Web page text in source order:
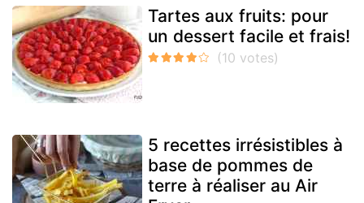
Tartes aux fruits: pour
un dessert facile et frais!
5 recettes irrésistibles à
base de pommes de
terre à réaliser au Air